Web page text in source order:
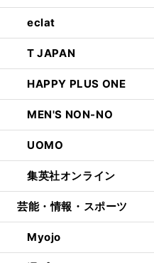
eclat
T JAPAN
HAPPY PLUS ONE
MEN'S NON-NO
UOMO
集英社オンライン
芸能・情報・スポーツ
Myojo